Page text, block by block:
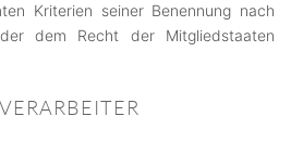
Kriterien seiner Benennung nach
dem Recht der Mitgliedstaaten